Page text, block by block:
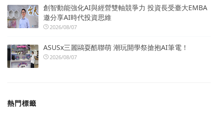
創智動能強化AI與經營雙軸競爭力 投資長受臺大EMBA
邀分享AI時代投資思維
2026/08/07
ASUSx三麗鷗耍酷聯萌 潮玩開學祭搶抱AI筆電！
2026/08/07
熱門標籤